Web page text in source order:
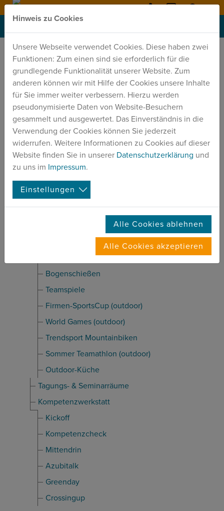
SITEMAP
Sportpension
Sportpension
Zimmer
Gastronomie
Sportanlagen
Jobs
ALLROUNDER (M/W/D)
Klassenfahrten
Incentive & Teamevents
Bogenschießen
Teamspiele
Firmen-SportsCup (outdoor)
World Games (outdoor)
Trend­sport Moun­tain­bi­ken
Sommer Team­athlon (outdoor)
Outdoor-Küche
Tagungs- & Seminarräume
Kompetenzwerkstatt
Kickoff
Kompetenzcheck
Mittendrin
Azubitalk
Greenday
Crossingup
Hinweis zu Cookies
Unsere Webseite verwendet Cookies. Diese haben zwei
Funktionen: Zum einen sind sie erforderlich für die
grundlegende Funktionalität unserer Website. Zum
anderen können wir mit Hilfe der Cookies unsere Inhalte
für Sie immer weiter verbessern. Hierzu werden
pseudonymisierte Daten von Website-Besuchern
gesammelt und ausgewertet. Das Einverständnis in die
Verwendung der Cookies können Sie jederzeit
widerrufen. Weitere Informationen zu Cookies auf dieser
Website finden Sie in unserer Datenschutzerklärung und
zu uns im Impressum.
Einstellungen
Alle Cookies ablehnen
Alle Cookies akzeptieren